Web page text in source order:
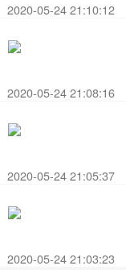
2020-05-24 21:10:12
2020-05-24 21:08:16
2020-05-24 21:05:37
2020-05-24 21:03:23